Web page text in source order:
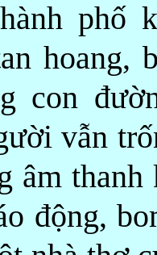
phố
hoang,
con
vẫn
âm
động,